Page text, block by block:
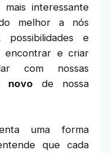
interessante
melhor a nós
possibilidades e
encontrar e criar
com nossas
novo de nossa
uma forma
que cada